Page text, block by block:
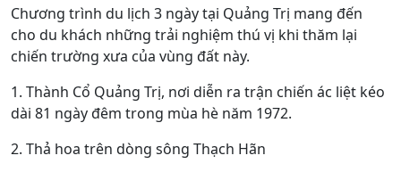
Chương trình du lịch 3 ngày tại Quảng Trị mang đến
cho du khách những trải nghiệm thú vị khi thăm lại
chiến trường xưa của vùng đất này.
1. Thành Cổ Quảng Trị, nơi diễn ra trận chiến ác liệt kéo
dài 81 ngày đêm trong mùa hè năm 1972.
2. Thả hoa trên dòng sông Thạch Hãn